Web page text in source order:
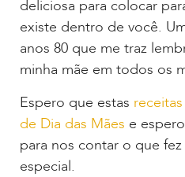
deliciosa para colocar
existe dentro de você.
anos 80 que me traz
minha mãe em todos os
Espero que estas
de Dia das Mães e
para nos contar o que
especial.